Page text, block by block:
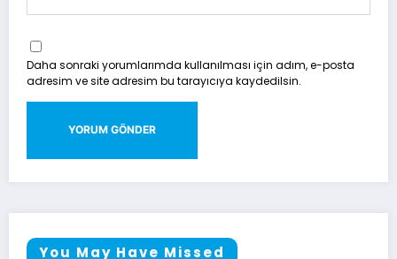
Daha sonraki yorumlarımda kullanılması için adım, e-posta
adresim ve site adresim bu tarayıcıya kaydedilsin.
You May Have Missed